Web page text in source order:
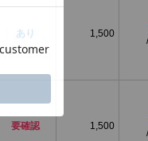
あり 1,500
要確認 1,500